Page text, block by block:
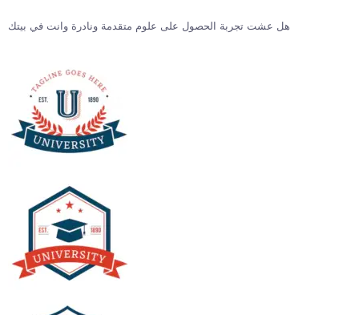
هل عشت تجربة الحصول على علوم متقدمة ونادرة وانت في بيتك